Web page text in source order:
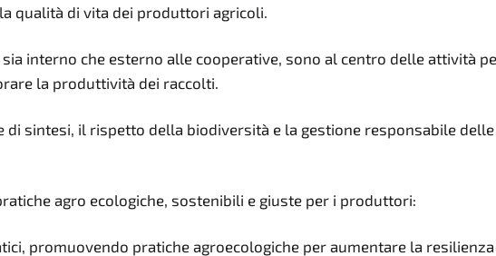
qualità di vita dei produttori agricoli.
sia interno che esterno alle cooperative, sono al centro delle attività
la produttività dei raccolti.
sintesi, il rispetto della biodiversità e la gestione responsabile
agro ecologiche, sostenibili e giuste per i produttori:
promuovendo pratiche agroecologiche per aumentare la